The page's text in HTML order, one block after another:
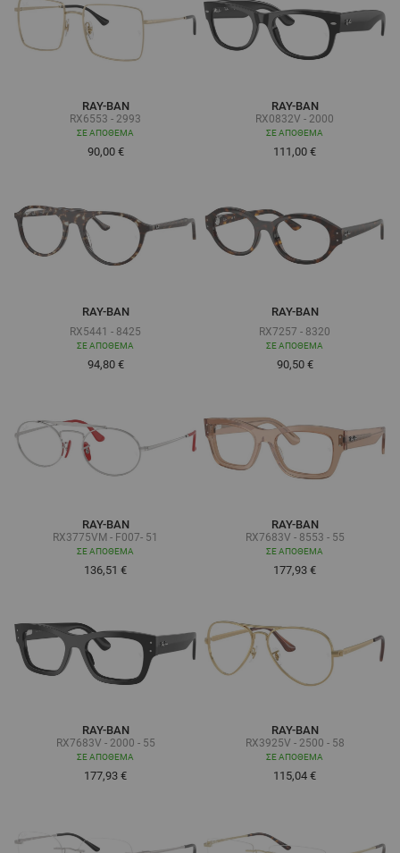
RAY-BAN
RX6553 - 2993
ΣΕ ΑΠΌΘΕΜΑ
90,00 €
RAY-BAN
RX0832V - 2000
ΣΕ ΑΠΌΘΕΜΑ
111,00 €
RAY-BAN
RX5441 - 8425
ΣΕ ΑΠΌΘΕΜΑ
Τόσο χαμηλά όσο
94,80 €
RAY-BAN
RX7257 - 8320
ΣΕ ΑΠΌΘΕΜΑ
Τόσο χαμηλά όσο
90,50 €
RAY-BAN
RX3775VM - F007- 51
ΣΕ ΑΠΌΘΕΜΑ
136,51 €
RAY-BAN
RX7683V - 8553 - 55
ΣΕ ΑΠΌΘΕΜΑ
177,93 €
RAY-BAN
RX7683V - 2000 - 55
ΣΕ ΑΠΌΘΕΜΑ
177,93 €
RAY-BAN
RX3925V - 2500 - 58
ΣΕ ΑΠΌΘΕΜΑ
115,04 €